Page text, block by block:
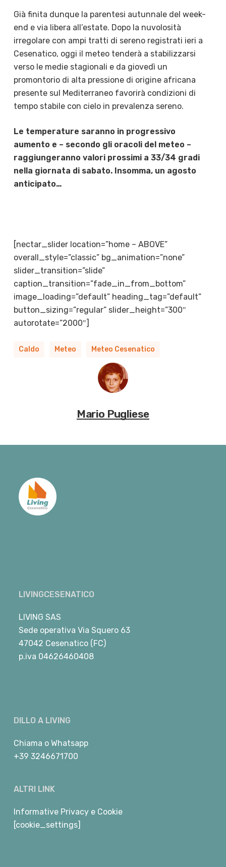
Già finita dunque la parentesi autunnale del week-
end e via libera all’estate. Dopo la nuvolosità
irregolare con ampi tratti di sereno registrati ieri a
Cesenatico, oggi il meteo tenderà a stabilizzarsi
verso le medie stagionali e da giovedì un
promontorio di alta pressione di origine africana
presente sul Mediterraneo favorirà condizioni di
tempo stabile con cielo in prevalenza sereno.
Le temperature saranno in progressivo
aumento e – secondo gli oracoli del meteo –
raggiungeranno valori prossimi a 33/34 gradi
nella giornata di sabato. Insomma, un agosto
anticipato…
[nectar_slider location=”home – ABOVE”
overall_style=”classic” bg_animation=”none”
slider_transition=”slide”
caption_transition=”fade_in_from_bottom”
image_loading=”default” heading_tag=”default”
button_sizing=”regular” slider_height=”300″
autorotate=”2000″]
Caldo Meteo Meteo Cesenatico
Mario Pugliese
LIVINGCESENATICO
LIVING SAS
Sede operativa Via Squero 63
47042 Cesenatico (FC)
p.iva 04626460408
DILLO A LIVING
Chiama o Whatsapp
+39 3246671700
ALTRI LINK
Informative Privacy e Cookie
[cookie_settings]